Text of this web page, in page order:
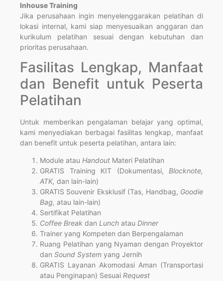
Inhouse Training
Jika perusahaan ingin menyelenggarakan pelatihan di
lokasi internal, kami siap menyesuaikan anggaran dan
kurikulum pelatihan sesuai dengan kebutuhan dan
prioritas perusahaan.
Fasilitas Lengkap, Manfaat
dan Benefit untuk Peserta
Pelatihan
Untuk memberikan pengalaman belajar yang optimal,
kami menyediakan berbagai fasilitas lengkap, manfaat
dan benefit untuk peserta pelatihan, antara lain:
Module atau Handout Materi Pelatihan
GRATIS Training KIT (Dokumentasi, Blocknote,
ATK, dan lain-lain)
GRATIS Souvenir Eksklusif (Tas, Handbag, Goodie
Bag, atau lain-lain)
Sertifikat Pelatihan
Coffee Break dan Lunch atau Dinner
Trainer yang Kompeten dan Berpengalaman
Ruang Pelatihan yang Nyaman dengan Proyektor
dan Sound System yang Jernih
GRATIS Layanan Akomodasi Aman (Transportasi
atau Penginapan) Sesuai Request